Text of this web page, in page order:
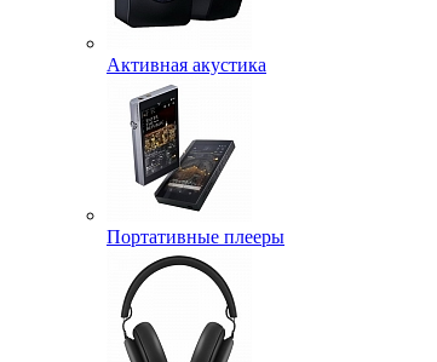
Активная акустика
Портативные плееры